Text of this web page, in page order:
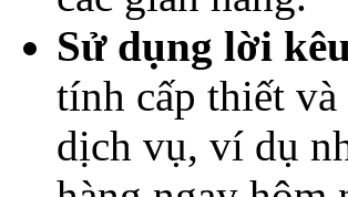
Sử dụng lời
tính cấp thiết
dịch vụ, ví dụ